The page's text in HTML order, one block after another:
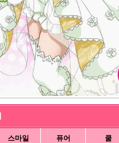
스마일 퓨어 쿨